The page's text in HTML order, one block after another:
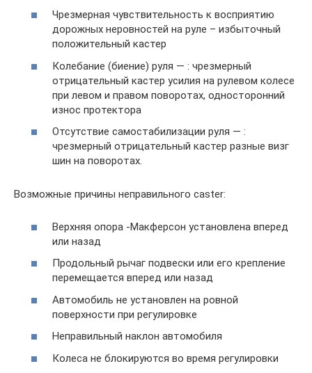
Чрезмерная чувствительность к восприятию
дорожных неровностей на руле – избыточный
положительный кастер
Колебание (биение) руля — : чрезмерный
отрицательный кастер усилия на рулевом колесе
при левом и правом поворотах, односторонний
износ протектора
Отсутствие самостабилизации руля — :
чрезмерный отрицательный кастер разные визг
шин на поворотах.
Возможные причины неправильного castеr:
Верхняя опора -Макферсон установлена вперед
или назад
Продольный рычаг подвески или его крепление
перемещается вперед или назад
Автомобиль не установлен на ровной
поверхности при регулировке
Неправильный наклон автомобиля
Колеса не блокируются во время регулировки